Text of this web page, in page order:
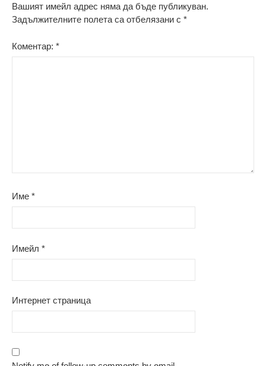
Вашият имейл адрес няма да бъде публикуван.
Задължителните полета са отбелязани с *
Коментар: *
Име *
Имейл *
Интернет страница